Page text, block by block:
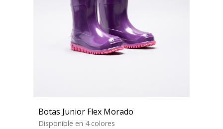
Botas Junior Flex Morado
Disponible en 4 colores